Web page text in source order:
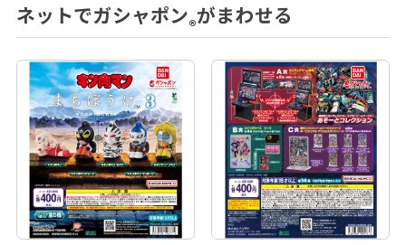
ネットでガシャポン®がまわせる